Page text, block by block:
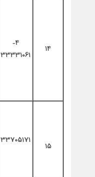
14
4-
33331061
15
33705171